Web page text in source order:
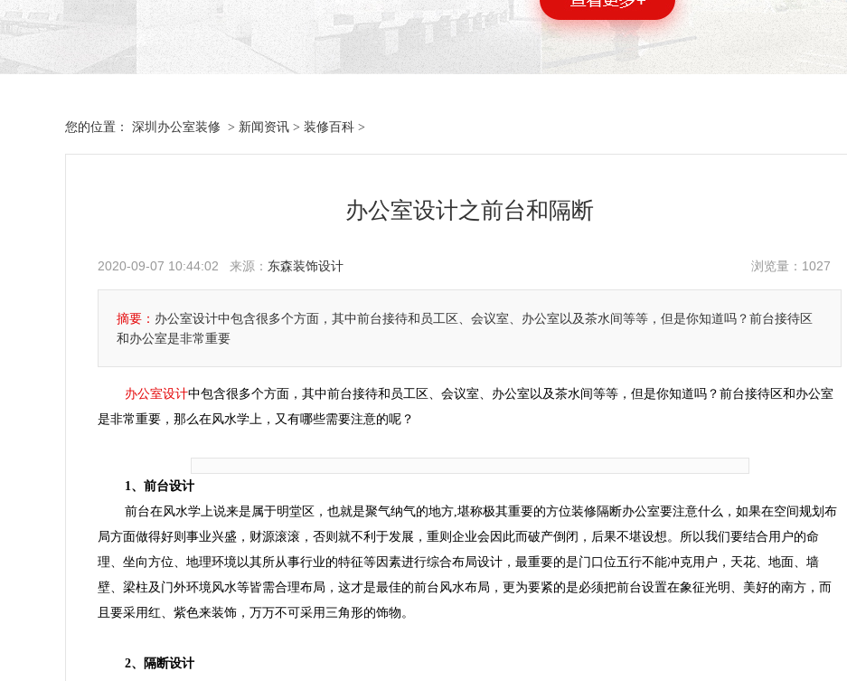
您的位置： 深圳办公室装修 > 新闻资讯 > 装修百科 >
办公室设计之前台和隔断
2020-09-07 10:44:02 来源： 东森装饰设计 浏览量： 1027
摘要： 办公室设计中包含很多个方面，其中前台接待和员工区、会议室、办公室以及茶水间等等，但是你知道吗？前台接待区
和办公室是非常重要
办公室设计中包含很多个方面，其中前台接待和员工区、会议室、办公室以及茶水间等等，但是你知道吗？前台接待区和办公室
是非常重要，那么在风水学上，又有哪些需要注意的呢？
1、前台设计
前台在风水学上说来是属于明堂区，也就是聚气纳气的地方,堪称极其重要的方位装修隔断办公室要注意什么，如果在空间规划布
局方面做得好则事业兴盛，财源滚滚，否则就不利于发展，重则企业会因此而破产倒闭，后果不堪设想。所以我们要结合用户的命
理、坐向方位、地理环境以其所从事行业的特征等因素进行综合布局设计，最重要的是门口位五行不能冲克用户，天花、地面、墙
壁、梁柱及门外环境风水等皆需合理布局，这才是最佳的前台风水布局，更为要紧的是必须把前台设置在象征光明、美好的南方，而
且要采用红、紫色来装饰，万万不可采用三角形的饰物。
2、隔断设计